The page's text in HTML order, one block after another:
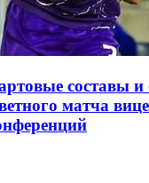
составы
матча